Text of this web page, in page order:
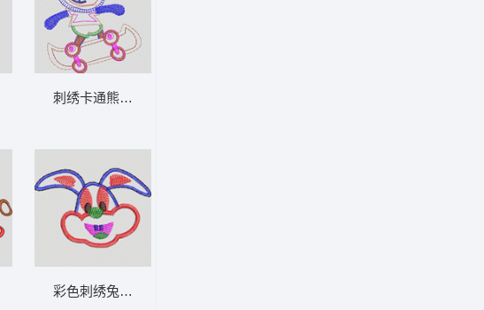
俄罗斯移民局鄂木斯克分局纪念徽章 卡通童
彩色环形图案集合 卡通童装章标贴布